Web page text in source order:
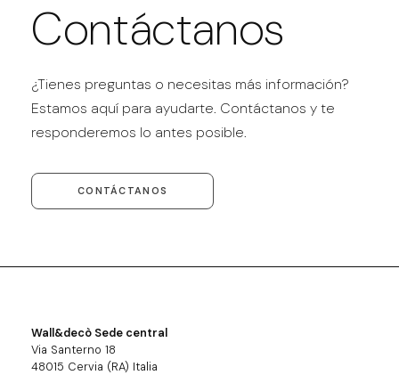
Contáctanos
¿Tienes preguntas o necesitas más información?
Estamos aquí para ayudarte. Contáctanos y te
responderemos lo antes posible.
CONTÁCTANOS
Wall&decò Sede central
Via Santerno 18
48015 Cervia (RA) Italia